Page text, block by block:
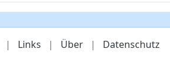
| Links | Über | Datenschutz